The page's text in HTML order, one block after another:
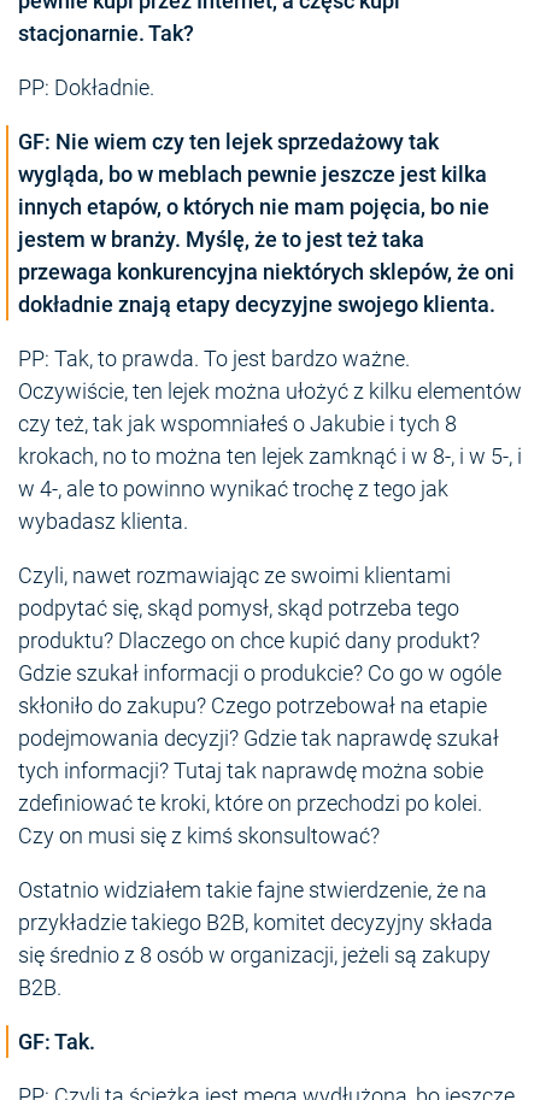
stacjonarnie. Tak?
PP: Dokładnie.
GF: Nie wiem czy ten lejek sprzedażowy tak
wygląda, bo w meblach pewnie jeszcze jest kilka
innych etapów, o których nie mam pojęcia, bo nie
jestem w branży. Myślę, że to jest też taka
przewaga konkurencyjna niektórych sklepów, że oni
dokładnie znają etapy decyzyjne swojego klienta.
PP: Tak, to prawda. To jest bardzo ważne.
Oczywiście, ten lejek można ułożyć z kilku elementów
czy też, tak jak wspomniałeś o Jakubie i tych 8
krokach, no to można ten lejek zamknąć i w 8-, i w 5-, i
w 4-, ale to powinno wynikać trochę z tego jak
wybadasz klienta.
Czyli, nawet rozmawiając ze swoimi klientami
podpytać się, skąd pomysł, skąd potrzeba tego
produktu? Dlaczego on chce kupić dany produkt?
Gdzie szukał informacji o produkcie? Co go w ogóle
skłoniło do zakupu? Czego potrzebował na etapie
podejmowania decyzji? Gdzie tak naprawdę szukał
tych informacji? Tutaj tak naprawdę można sobie
zdefiniować te kroki, które on przechodzi po kolei.
Czy on musi się z kimś skonsultować?
Ostatnio widziałem takie fajne stwierdzenie, że na
przykładzie takiego B2B, komitet decyzyjny składa
się średnio z 8 osób w organizacji, jeżeli są zakupy
B2B.
GF: Tak.